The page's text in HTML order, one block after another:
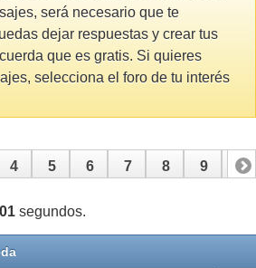
será necesario que te
dejar respuestas y crear tus
que es gratis. Si quieres
selecciona el foro de tu interés
4 5 6 7 8 9 10
14
segundos.